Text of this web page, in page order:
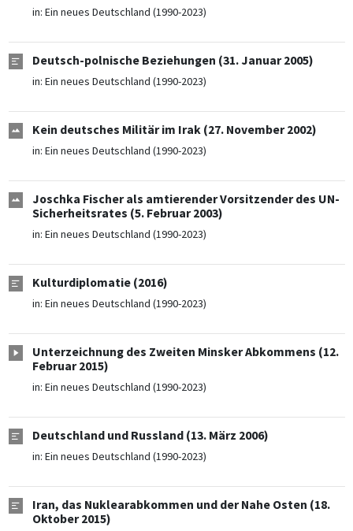
in: Ein neues Deutschland (1990-2023)
Deutsch-polnische Beziehungen (31. Januar 2005)
in: Ein neues Deutschland (1990-2023)
Kein deutsches Militär im Irak (27. November 2002)
in: Ein neues Deutschland (1990-2023)
Joschka Fischer als amtierender Vorsitzender des UN-
Sicherheitsrates (5. Februar 2003)
in: Ein neues Deutschland (1990-2023)
Kulturdiplomatie (2016)
in: Ein neues Deutschland (1990-2023)
Unterzeichnung des Zweiten Minsker Abkommens (12.
Februar 2015)
in: Ein neues Deutschland (1990-2023)
Deutschland und Russland (13. März 2006)
in: Ein neues Deutschland (1990-2023)
Iran, das Nuklearabkommen und der Nahe Osten (18.
Oktober 2015)